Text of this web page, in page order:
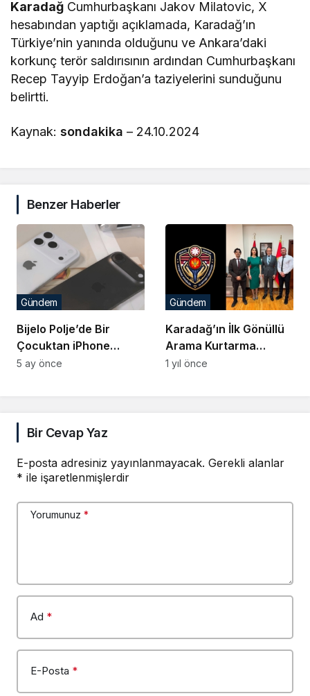
Karadağ Cumhurbaşkanı Jakov Milatovic, X
hesabından yaptığı açıklamada, Karadağ’ın
Türkiye’nin yanında olduğunu ve Ankara’daki
korkunç terör saldırısının ardından Cumhurbaşkanı
Recep Tayyip Erdoğan’a taziyelerini sunduğunu
belirtti.
Kaynak:sondakika – 24.10.2024
Benzer Haberler
Bijelo Polje’de Bir
Çocuktan iPhone
Çaldığı İddia Edilen Kişi
Gündem
5 ay önce
Karadağ’ın İlk Gönüllü
Arama Kurtarma
Derneği Kuruldu
Gündem
1 yıl önce
Bir Cevap Yaz
E-posta adresiniz yayınlanmayacak. Gerekli alanlar
* ile işaretlenmişlerdir
Yorumunuz *
Ad *
E-Posta *